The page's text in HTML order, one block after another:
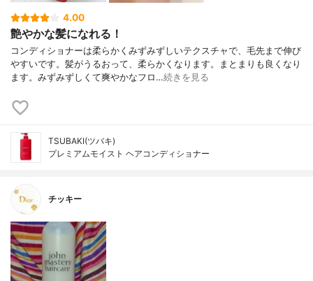
4.00
艶やかな髪になれる！
コンディショナーは柔らかくみずみずしいテクスチャで、毛先まで伸び
やすいです。髪がうるおって、柔らかくなります。まとまりも良くなり
ます。みずみずしくて爽やかなフロ…続きを見る
TSUBAKI(ツバキ)
プレミアムモイスト ヘアコンディショナー
チッキー